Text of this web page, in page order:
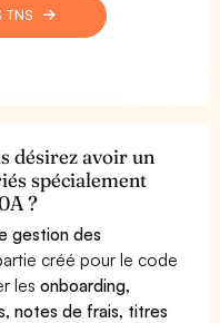
TNS
désirez avoir un
spécialement
?
gestion des
créé pour le code
lesonboarding,
notes de frais, titres